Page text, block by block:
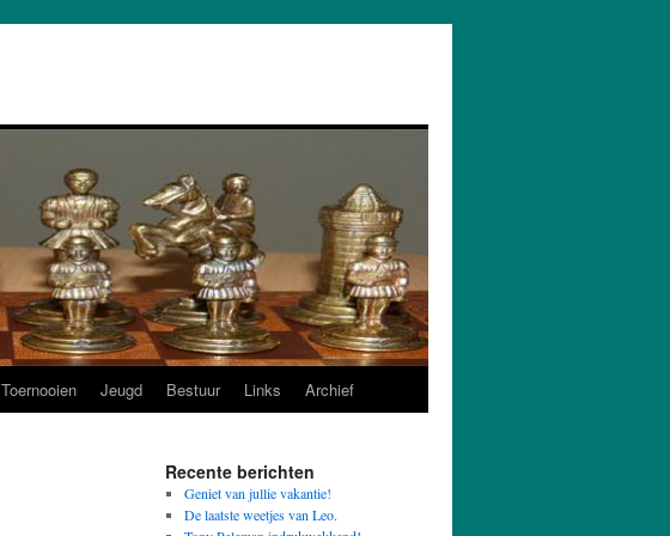
Toernooien Jeugd Bestuur Links Archief
Recente berichten
Geniet van jullie vakantie!
De laatste weetjes van Leo.